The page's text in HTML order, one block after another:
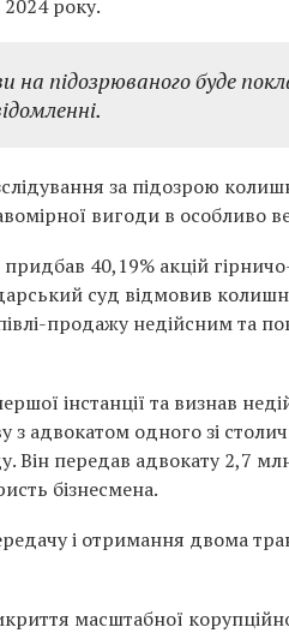
року.
на підозрюваного буде
за підозрою
вигоди в особливо
40,19% акцій
суд відмовив
продажу недійсним та
інстанції та визнав
з адвокатом одного зі
Він передав адвокату 2,7
бізнесмена.
і отримання двома
масштабної